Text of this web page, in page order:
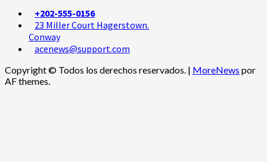
+202-555-0156
23 Miller Court Hagerstown.
Conway
acenews@support.com
Copyright © Todos los derechos reservados. | MoreNews por
AF themes.